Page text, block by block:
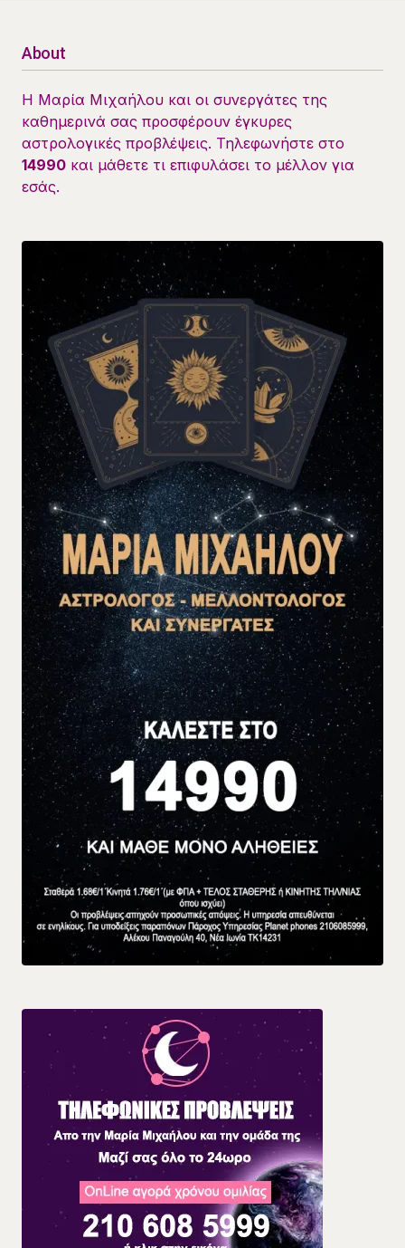
About
Η Μαρία Μιχαήλου και οι συνεργάτες της
καθημερινά σας προσφέρουν έγκυρες
αστρολογικές προβλέψεις. Τηλεφωνήστε στο
14990 και μάθετε τι επιφυλάσει το μέλλον για
εσάς.